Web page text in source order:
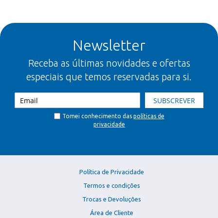
Newsletter
Receba as últimas novidades e ofertas
especiais que temos reservadas para si.
SUBSCREVER
Tomei conhecimento das políticas de
privacidade
Política de Privacidade
Termos e condições
Trocas e Devoluções
Área de Cliente